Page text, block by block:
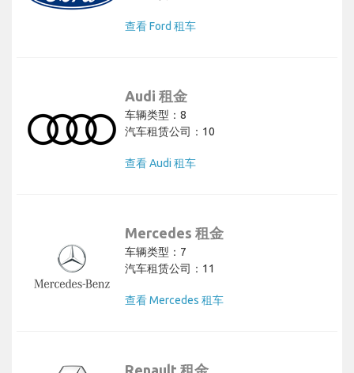
查看 Ford 租车
Audi 租金
车辆类型：8
汽车租赁公司：10
查看 Audi 租车
Mercedes 租金
车辆类型：7
汽车租赁公司：11
查看 Mercedes 租车